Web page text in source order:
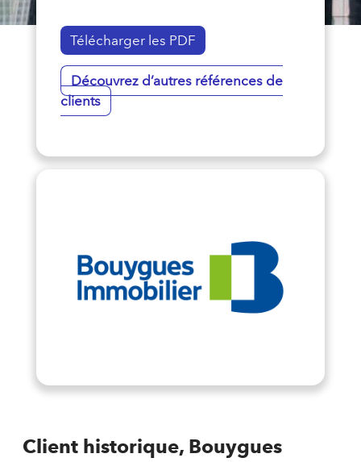
Télécharger les PDF
Découvrez d’autres références de
clients
Client historique, Bouygues